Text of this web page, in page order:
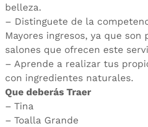
belleza.
– Distinguete de la
Mayores ingresos, ya que son
salones que ofrecen este
– Aprende a realizar tus
con ingredientes naturales.
Que deberás Traer
– Tina
– Toalla Grande